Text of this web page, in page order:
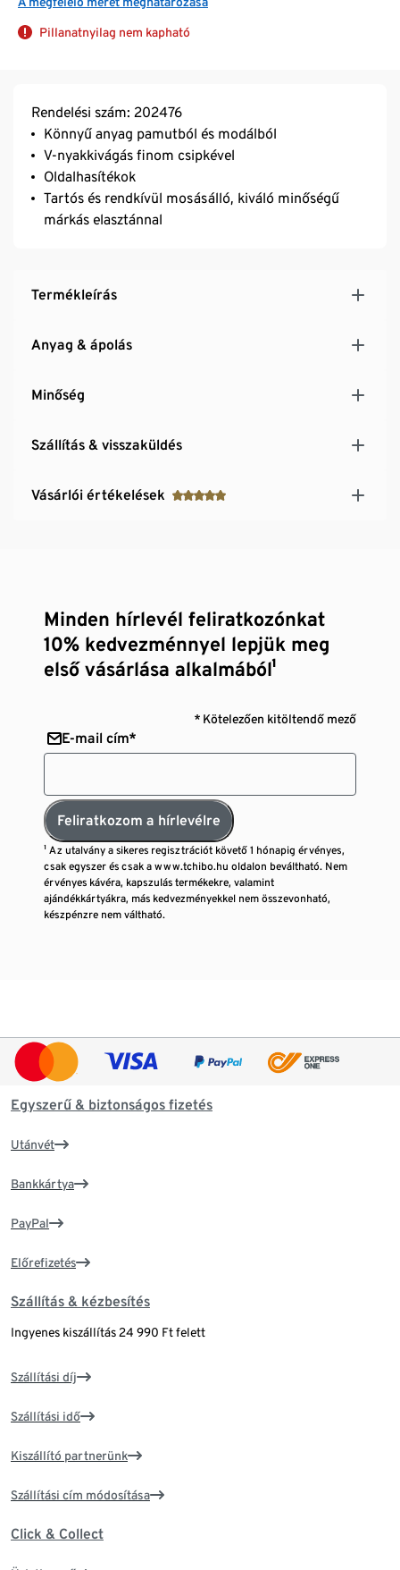
Pillanatnyilag nem kapható
Rendelési szám: 202476
Könnyű anyag pamutból és modálból
V-nyakkivágás finom csipkével
Oldalhasítékok
Tartós és rendkívül mosásálló, kiváló minőségű
márkás elasztánnal
Termékleírás
Anyag & ápolás
Minőség
Szállítás & visszaküldés
Vásárlói értékelések
Minden hírlevél feliratkozónkat
10% kedvezménnyel lepjük meg
első vásárlása alkalmából¹
* Kötelezően kitöltendő mező
E-mail cím*
Feliratkozom a hírlevélre
¹ Az utalvány a sikeres regisztrációt követő 1 hónapig érvényes,
csak egyszer és csak a www.tchibo.hu oldalon beváltható. Nem
érvényes kávéra, kapszulás termékekre, valamint
ajándékkártyákra, más kedvezményekkel nem összevonható,
készpénzre nem váltható.
Egyszerű & biztonságos fizetés
Utánvét
Bankkártya
PayPal
Előrefizetés
Szállítás & kézbesítés
Ingyenes kiszállítás 24 990 Ft felett
Szállítási díj
Szállítási idő
Kiszállító partnerünk
Szállítási cím módosítása
Click & Collect